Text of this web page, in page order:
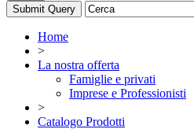
Home
>
La nostra offerta
Famiglie e privati
Imprese e Professionisti
>
Catalogo Prodotti